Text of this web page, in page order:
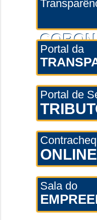
Portal da
Portal de
ONLINE
Sala do